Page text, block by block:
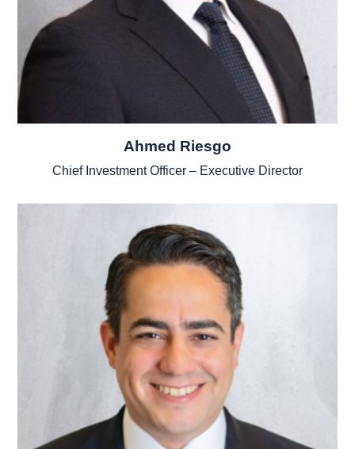
Ahmed Riesgo
Chief Investment Officer – Executive Director